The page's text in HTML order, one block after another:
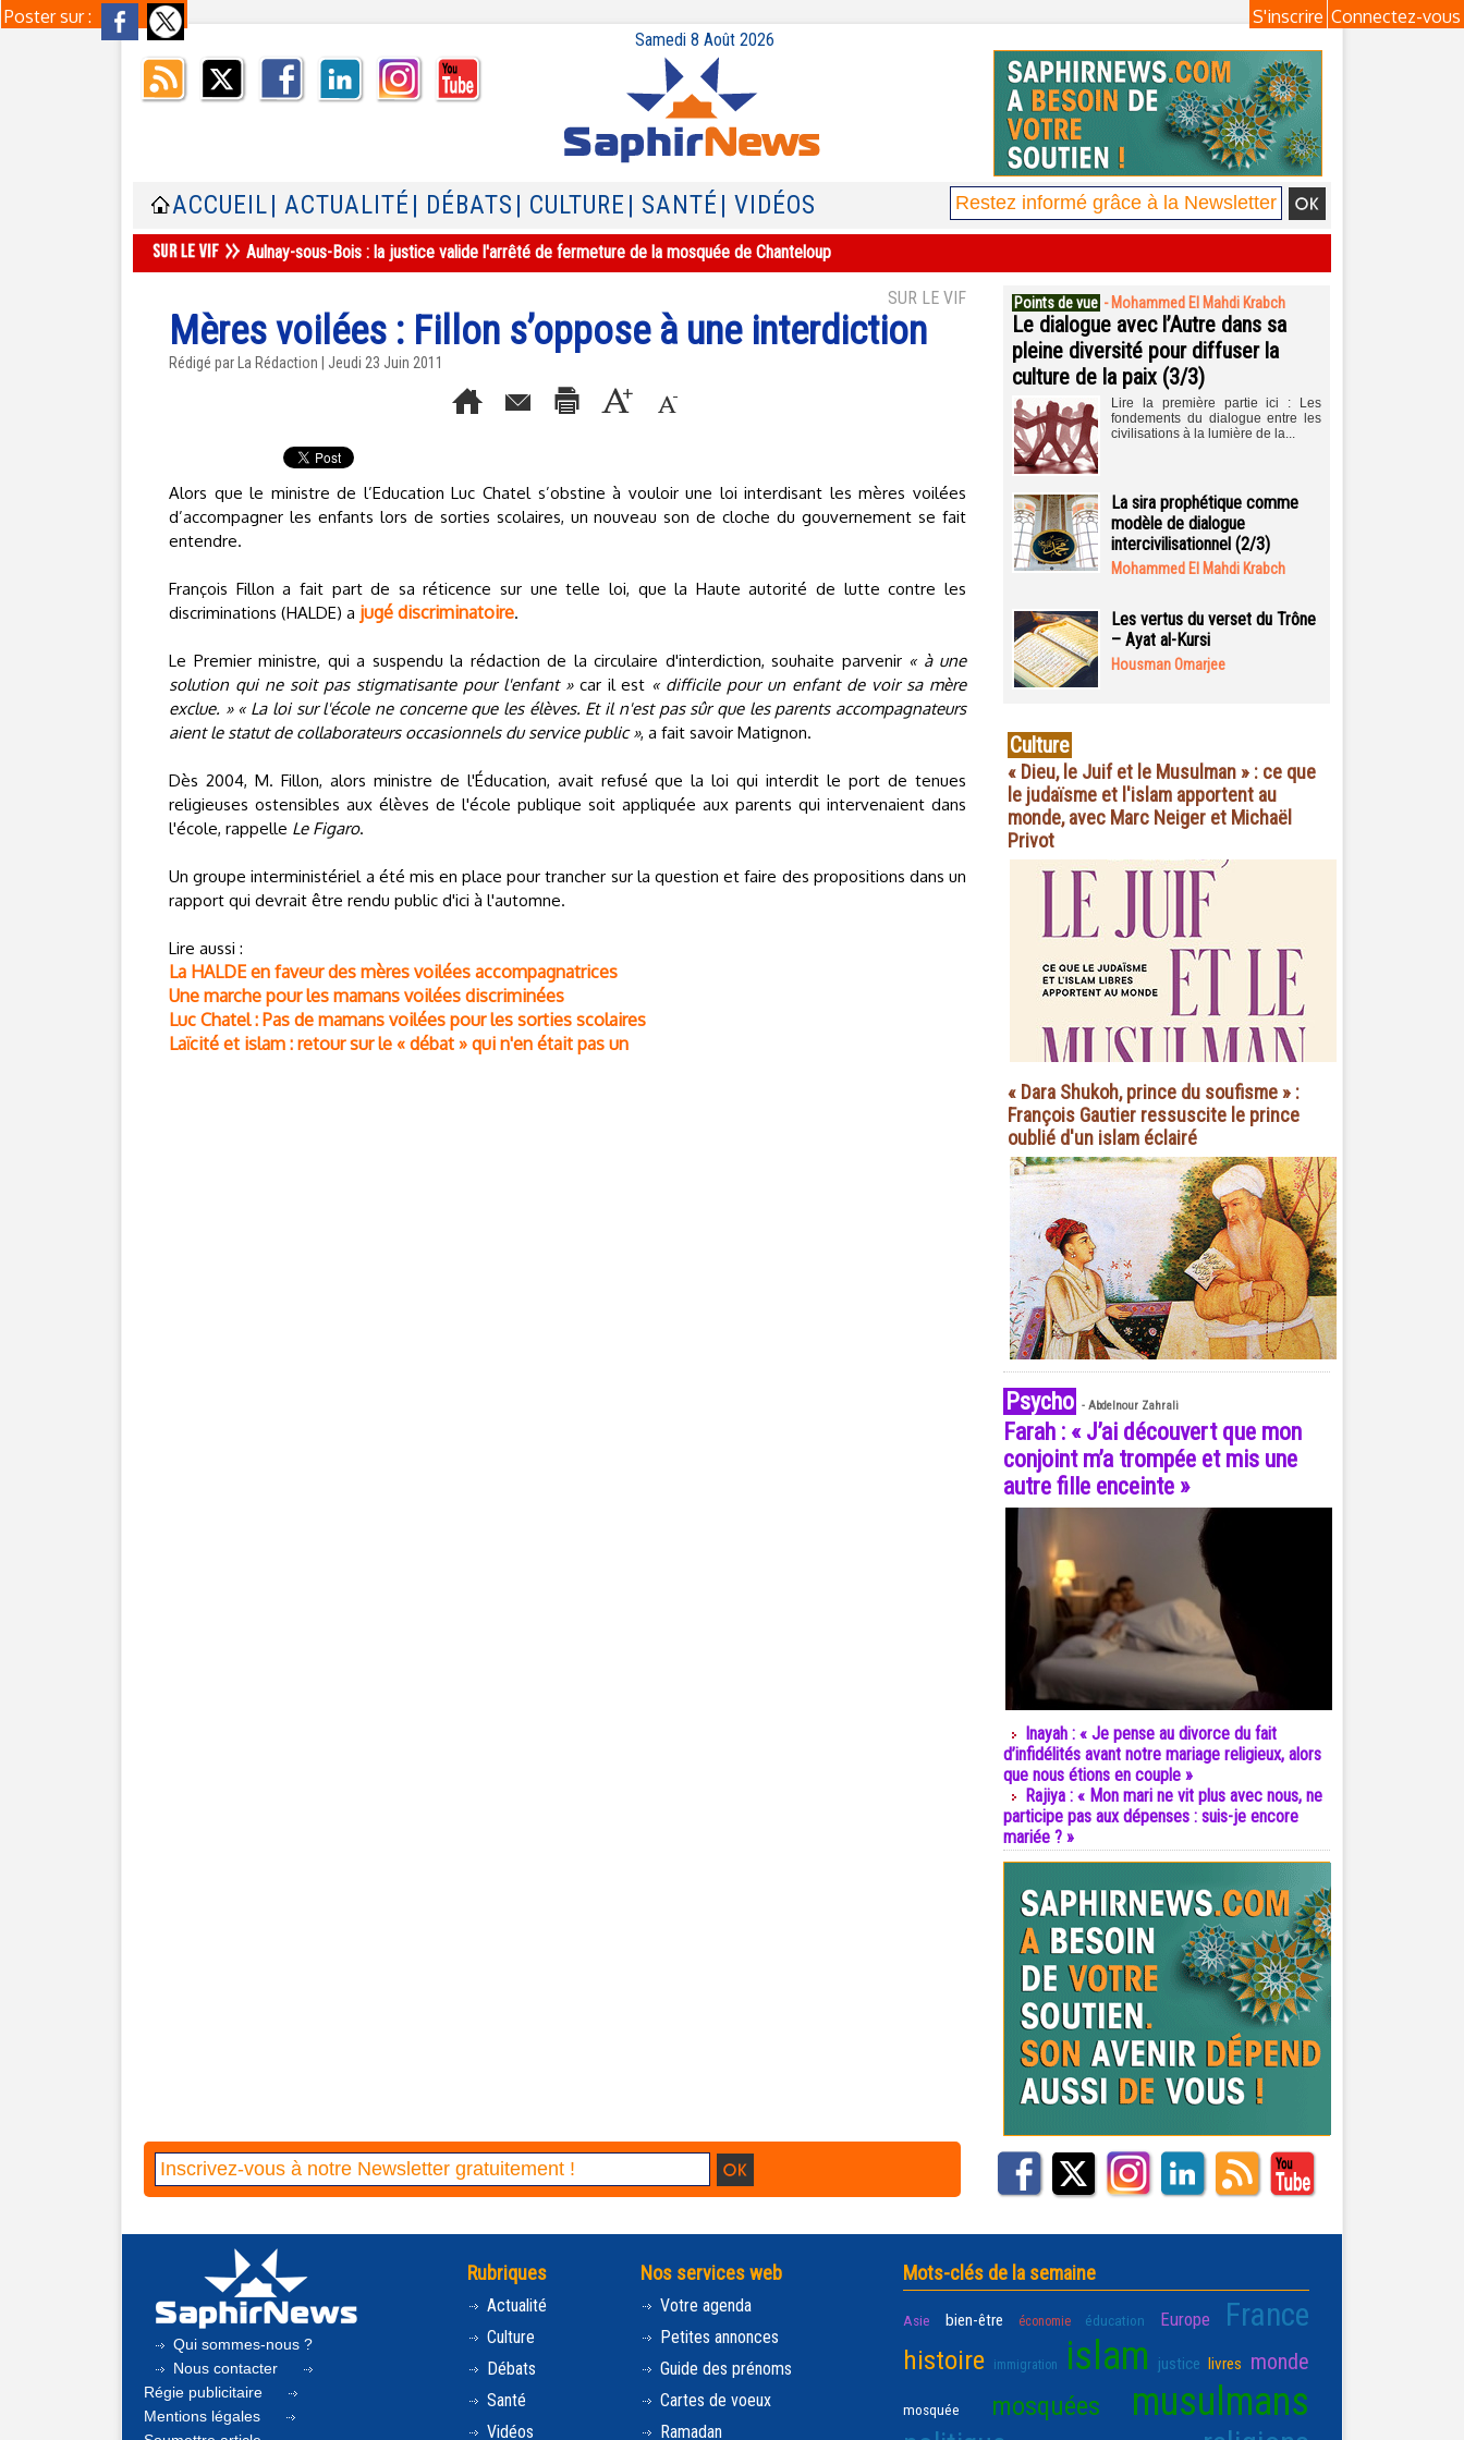
Poster sur : Connectez-vous
S'inscrire
Samedi 8 Août 2026
ACCUEIL | ACTUALITÉ | DÉBATS | CULTURE | SANTÉ | VIDÉOS
Aulnay-sous-Bois : la justice valide l'arrêté de fermeture de la mosquée de Chanteloup
SUR LE VIF
Mères voilées : Fillon s’oppose à une interdiction
Rédigé par La Rédaction | Jeudi 23 Juin 2011
Alors que le ministre de l’Education Luc Chatel s’obstine à vouloir une loi interdisant les mères voilées
d’accompagner les enfants lors de sorties scolaires, un nouveau son de cloche du gouvernement se fait
entendre.
François Fillon a fait part de sa réticence sur une telle loi, que la Haute autorité de lutte contre les
discriminations (HALDE) a jugé discriminatoire.
Le Premier ministre, qui a suspendu la rédaction de la circulaire d'interdiction, souhaite parvenir « à une
solution qui ne soit pas stigmatisante pour l'enfant »car il est « difficile pour un enfant de voir sa mère
exclue. » « La loi sur l'école ne concerne que les élèves. Et il n'est pas sûr que les parents accompagnateurs
aient le statut de collaborateurs occasionnels du service public », a fait savoir Matignon.
Dès 2004, M. Fillon, alors ministre de l'Éducation, avait refusé que la loi qui interdit le port de tenues
religieuses ostensibles aux élèves de l'école publique soit appliquée aux parents qui intervenaient dans
l'école, rappelle Le Figaro.
Un groupe interministériel a été mis en place pour trancher sur la question et faire des propositions dans un
rapport qui devrait être rendu public d'ici à l'automne.
Lire aussi :
La HALDE en faveur des mères voilées accompagnatrices
Une marche pour les mamans voilées discriminées
Luc Chatel : Pas de mamans voilées pour les sorties scolaires
Laïcité et islam : retour sur le « débat » qui n'en était pas un
Points de vue - Mohammed El Mahdi Krabch
Le dialogue avec l’Autre dans sa
pleine diversité pour diffuser la
culture de la paix (3/3)
Lire la première partie ici : Les
fondements du dialogue entre les
civilisations à la lumière de la...
La sira prophétique comme
modèle de dialogue
intercivilisationnel (2/3)
Mohammed El Mahdi Krabch
Les vertus du verset du Trône
– Ayat al-Kursi
Housman Omarjee
Culture
« Dieu, le Juif et le Musulman » : ce que
le judaïsme et l'islam apportent au
monde, avec Marc Neiger et Michaël
Privot
« Dara Shukoh, prince du soufisme » :
François Gautier ressuscite le prince
oublié d'un islam éclairé
Psycho - Abdelnour Zahrali
Farah : « J’ai découvert que mon
conjoint m’a trompée et mis une
autre fille enceinte »
Inayah : « Je pense au divorce du fait
d’infidélités avant notre mariage religieux, alors
que nous étions en couple »
Rajiya : « Mon mari ne vit plus avec nous, ne
participe pas aux dépenses : suis-je encore
mariée ? »
Qui sommes-nous ?
Nous contacter
Régie publicitaire
Mentions légales
Rubriques
Actualité
Culture
Débats
Santé
Vidéos
Nos services web
Votre agenda
Petites annonces
Guide des prénoms
Cartes de voeux
Ramadan
Mots-clés de la semaine
Asie bien-être économie éducation Europe France
histoire immigration islam justice livres monde
mosquée mosquées musulmans